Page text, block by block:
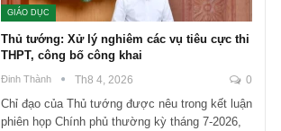
GIÁO DỤC
Thủ tướng: Xử lý nghiêm các vụ tiêu cực thi
THPT, công bố công khai
Đinh Thành Th8 4, 2026 0
Chỉ đạo của Thủ tướng được nêu trong kết luận
phiên họp Chính phủ thường kỳ tháng 7-2026,